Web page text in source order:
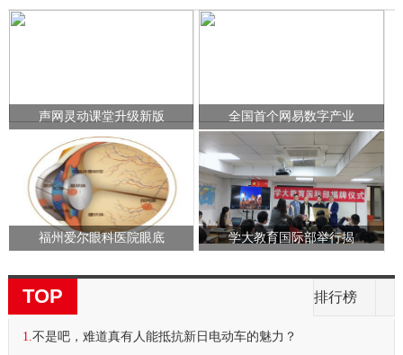
声网灵动课堂升级新版 全国首个网易数字产业
福州爱尔眼科医院眼底 学大教育国际部举行揭
TOP 排行榜
1.不是吧，难道真有人能抵抗新日电动车的魅力？